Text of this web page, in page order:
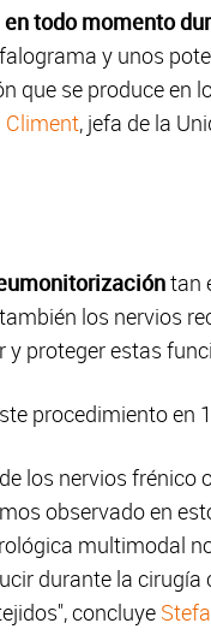
todo momento
y unos
que se produce en
Climent, jefa de la
tan
los nervios
proteger estas
procedimiento en
los nervios frénico
observado en
multimodal
durante la cirugía
concluye